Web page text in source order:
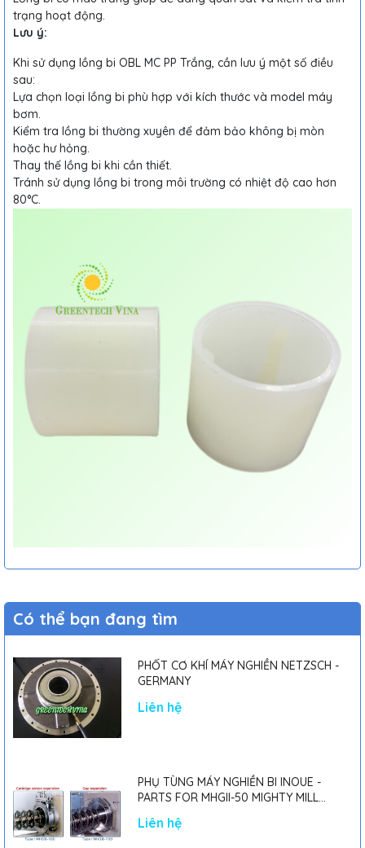
trạng hoạt động.
Lưu ý:
Khi sử dụng lồng bi OBL MC PP Trắng, cần lưu ý một số điều
sau:
Lựa chọn loại lồng bi phù hợp với kích thước và model máy
bơm.
Kiểm tra lồng bi thường xuyên để đảm bảo không bị mòn
hoặc hư hỏng.
Thay thế lồng bi khi cần thiết.
Tránh sử dụng lồng bi trong môi trường có nhiệt độ cao hơn
80°C.
Có thể bạn đang tìm
PHỐT CƠ KHÍ MÁY NGHIỀN NETZSCH -
GERMANY
Liên hệ
PHỤ TÙNG MÁY NGHIỀN BI INOUE -
PARTS FOR MHGII-50 MIGHTY MILL
Liên hệ